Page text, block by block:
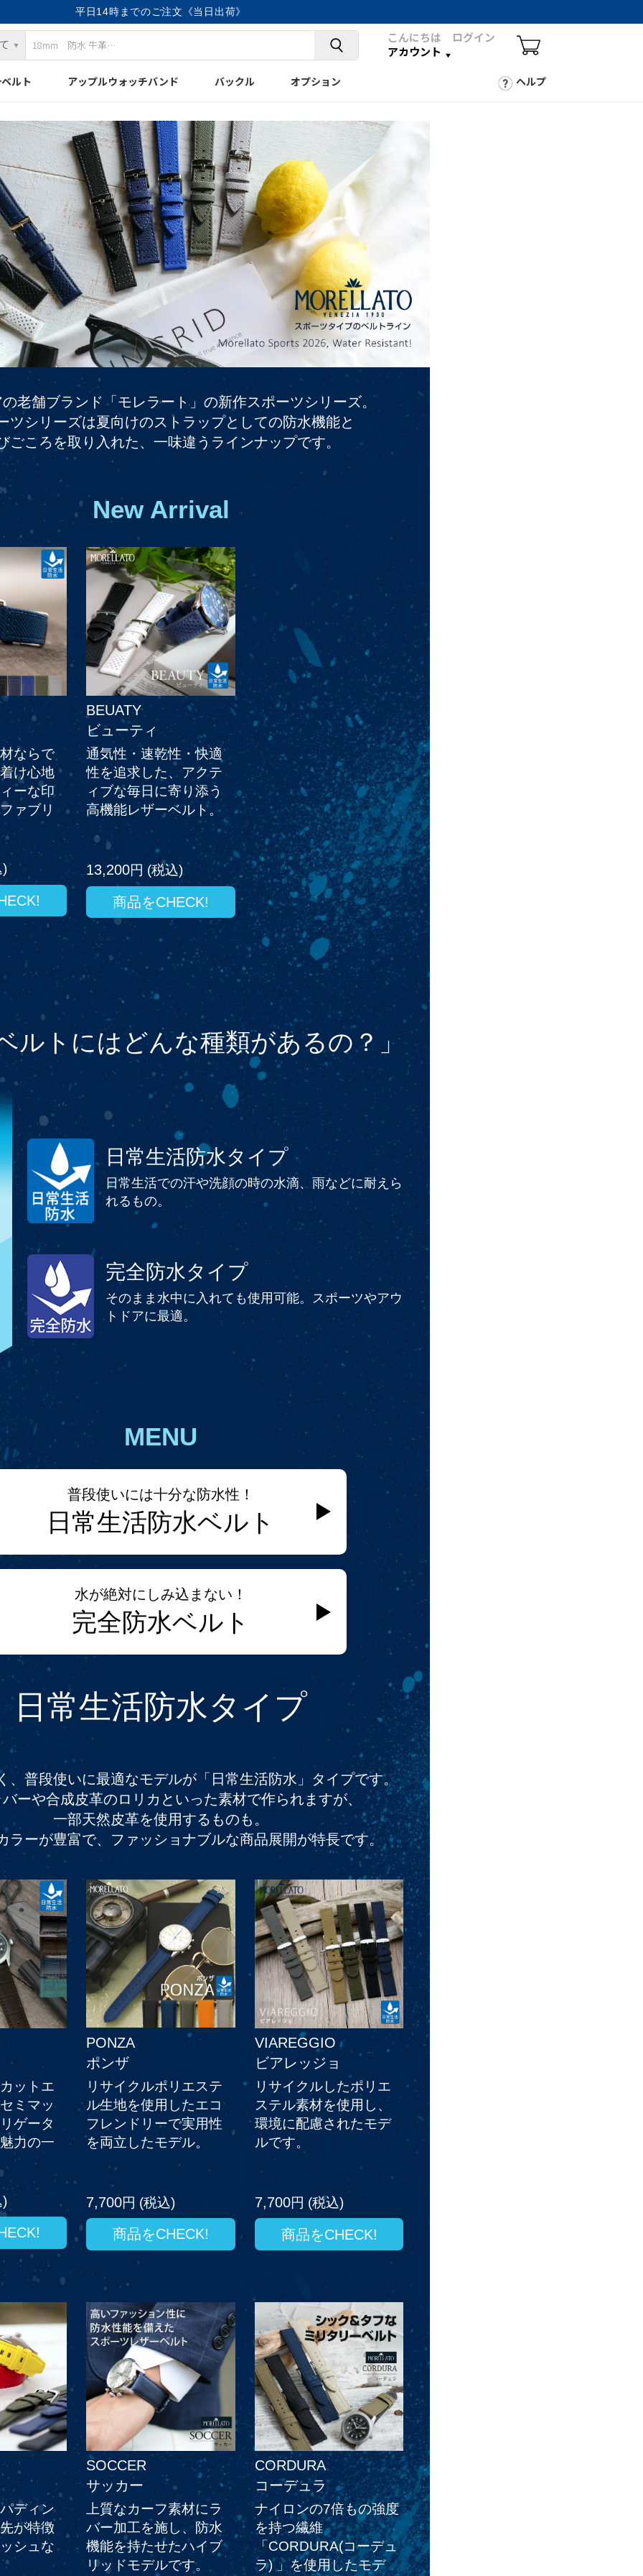
平日14時までのご注文《当日出荷》
こんにちは ログイン
アカウント
ルト アップルウォッチバンド バックル オプション ヘルプ
老舗ブランド「モレラート」の新作スポーツシリーズ。
ツシリーズは夏向けのストラップとしての防水機能と
ごころを取り入れた、一味違うラインナップです。
New Arrival
ならで
け心地
ーな印
ァブリ
)
BEUATY
ビューティ
通気性・速乾性・快適
性を追求した、アクテ
ィブな毎日に寄り添う
高機能レザーベルト。
13,200円 (税込)
商品をCHECK!
ルトにはどんな種類があるの？」
日常生活防水タイプ
日常生活での汗や洗顔の時の水滴、雨などに耐えら
れるもの。
完全防水タイプ
そのまま水中に入れても使用可能。スポーツやアウ
トドアに最適。
MENU
普段使いには十分な防水性！
日常生活防水ベルト
水が絶対にしみ込まない！
完全防水ベルト
日常生活防水タイプ
、普段使いに最適なモデルが「日常生活防水」タイプです。
ーや合成皮革のロリカといった素材で作られますが、
一部天然皮革を使用するものも。
ラーが豊富で、ファッショナブルな商品展開が特長です。
ットエ
ミマッ
ゲータ
力の一
)
PONZA
ポンザ
リサイクルポリエステ
ル生地を使用したエコ
フレンドリーで実用性
を両立したモデル。
7,700円 (税込)
商品をCHECK!
VIAREGGIO
ビアレッジョ
リサイクルしたポリエ
ステル素材を使用し、
環境に配慮されたモデ
ルです。
7,700円 (税込)
商品をCHECK!
ディン
が特徴
シュな
SOCCER
サッカー
上質なカーフ素材にラ
バー加工を施し、防水
機能を持たせたハイブ
リッドモデルです。
CORDURA
コーデュラ
ナイロンの7倍もの強度
を持つ繊維
「CORDURA(コーデュ
ラ) 」を使用したモデ